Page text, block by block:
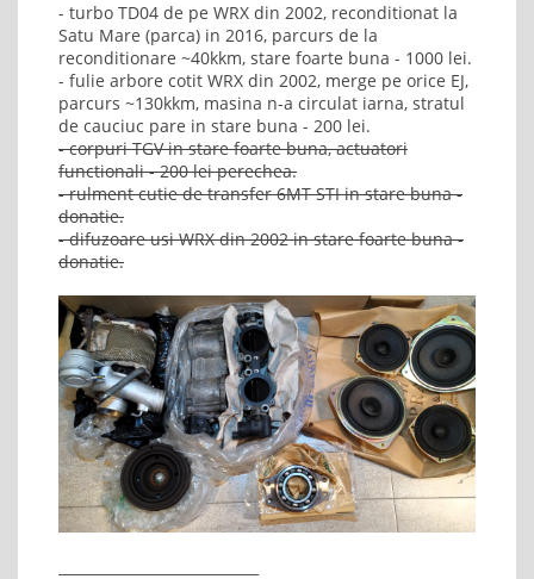
- turbo TD04 de pe WRX din 2002, reconditionat la
Satu Mare (parca) in 2016, parcurs de la
reconditionare ~40kkm, stare foarte buna - 1000 lei.
- fulie arbore cotit WRX din 2002, merge pe orice EJ,
parcurs ~130kkm, masina n-a circulat iarna, stratul
de cauciuc pare in stare buna - 200 lei.
- corpuri TGV in stare foarte buna, actuatori
functionali - 200 lei perechea.
- rulment cutie de transfer 6MT STI in stare buna -
donatie.
- difuzoare usi WRX din 2002 in stare foarte buna -
donatie.